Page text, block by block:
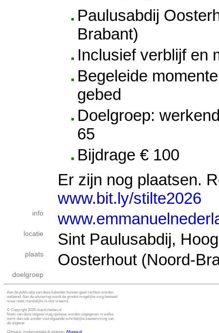
Paulusabdij
Brabant)
Inclusief verblijf en
Begeleide
gebed
Doelgroep:
65
Bijdrage € 100
Er zijn nog plaatsen.
www.bit.ly/stilte2026
info
locatie Sint Paulusabdij,
plaats Oosterhout (Noord-
doelgroep
Aan de publicatie van deze kalender kunnen geen rechten worden
ontleend. Aan de uitvoering wordt de grootst mogelijke zorg besteed
maar niets menselijks is ons vreemd.
© Copyright 2026 rkactiviteiten.nl
Niets van deze uitgave mag opnieuw worden uitgegeven in welke
vorm dan ook zonder voorafgaande schriftelijke toestemming van
de uitgever
Ontwerp, implementatie & uitgever: iMoose.nl